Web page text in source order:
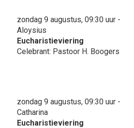
zondag 9 augustus, 09:30 uur -
Aloysius
Eucharistieviering
Celebrant: Pastoor H. Boogers
zondag 9 augustus, 09:30 uur -
Catharina
Eucharistieviering